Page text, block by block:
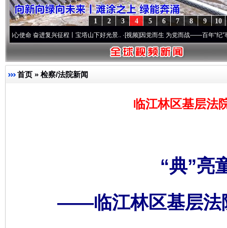
10
9
8
7
6
5
4
3
2
1
进复兴征程丨宝塔山下好光景..·[视频]因党而生 为党而战——百年“纪”事⑧加强纪律
首页 » 检察/法院新闻
临江林区基层法
“典”亮
——临江林区基层法